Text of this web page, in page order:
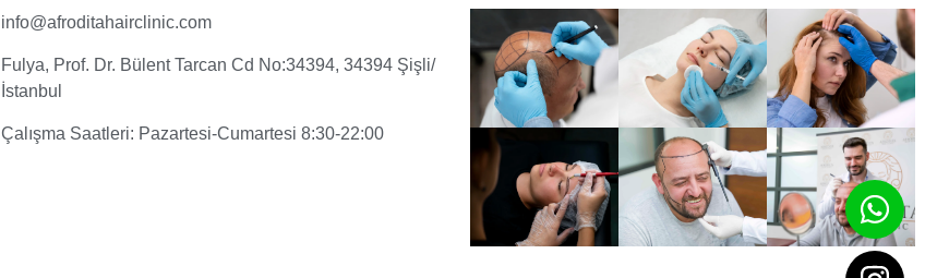
info@afroditahairclinic.com
Fulya, Prof. Dr. Bülent Tarcan Cd No:34394, 34394 Şişli/
İstanbul
Çalışma Saatleri: Pazartesi-Cumartesi 8:30-22:00